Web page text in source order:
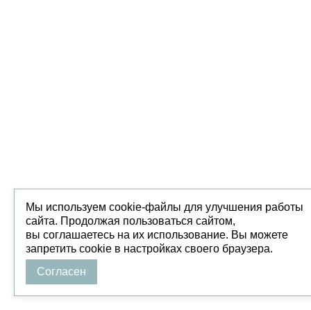
Мы используем cookie-файлы для улучшения работы
сайта. Продолжая пользоваться сайтом,
вы соглашаетесь на их использование. Вы можете
запретить cookie в настройках своего браузера.
Согласен